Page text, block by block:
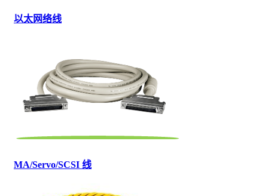
以太网络线
MA/Servo/SCSI 线